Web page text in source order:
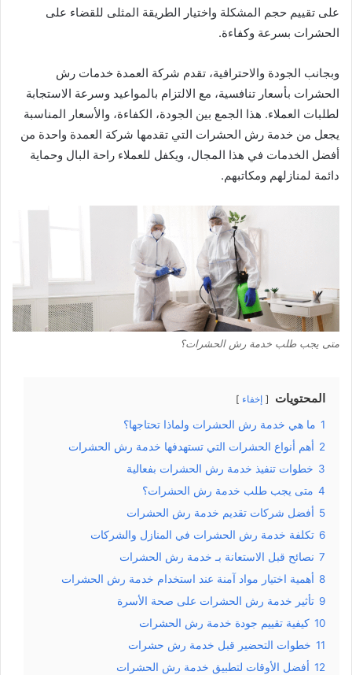
على تقييم حجم المشكلة واختيار الطريقة المثلى للقضاء على
الحشرات بسرعة وكفاءة.
وبجانب الجودة والاحترافية، تقدم شركة العمدة خدمات رش
الحشرات بأسعار تنافسية، مع الالتزام بالمواعيد وسرعة الاستجابة
لطلبات العملاء. هذا الجمع بين الجودة، الكفاءة، والأسعار المناسبة
يجعل من خدمة رش الحشرات التي تقدمها شركة العمدة واحدة من
أفضل الخدمات في هذا المجال، ويكفل للعملاء راحة البال وحماية
دائمة لمنازلهم ومكاتبهم.
متى يجب طلب خدمة رش الحشرات؟
المحتويات إخفاء
1 ما هي خدمة رش الحشرات ولماذا تحتاجها؟
2 أهم أنواع الحشرات التي تستهدفها خدمة رش الحشرات
3 خطوات تنفيذ خدمة رش الحشرات بفعالية
4 متى يجب طلب خدمة رش الحشرات؟
5 أفضل شركات تقديم خدمة رش الحشرات
6 تكلفة خدمة رش الحشرات في المنازل والشركات
7 نصائح قبل الاستعانة بـ خدمة رش الحشرات
8 أهمية اختيار مواد آمنة عند استخدام خدمة رش الحشرات
9 تأثير خدمة رش الحشرات على صحة الأسرة
10 كيفية تقييم جودة خدمة رش الحشرات
11 خطوات التحضير قبل خدمة رش حشرات
12 أفضل الأوقات لتطبيق خدمة رش الحشرات